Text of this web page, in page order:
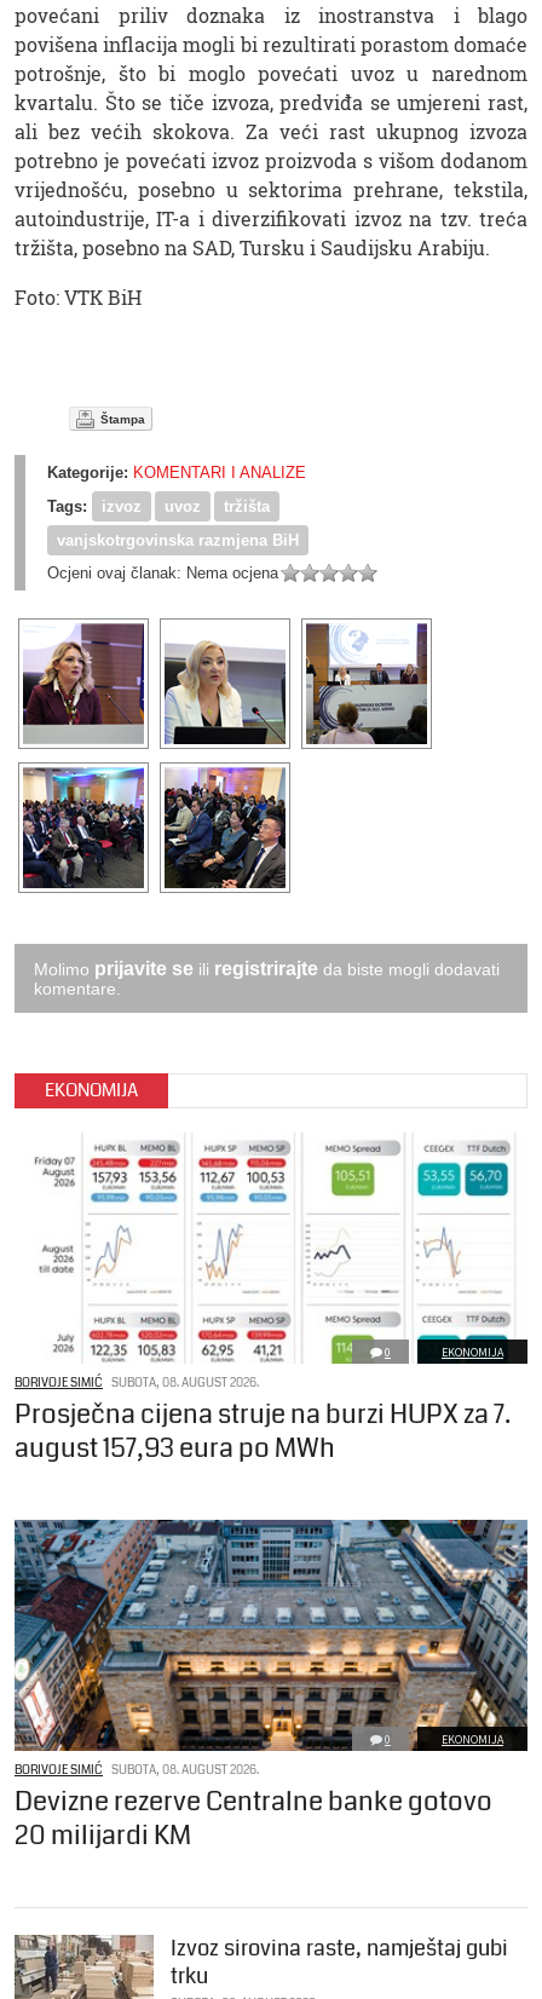
povećani priliv doznaka iz inostranstva i blago
povišena inflacija mogli bi rezultirati porastom domaće
potrošnje, što bi moglo povećati uvoz u narednom
kvartalu. Što se tiče izvoza, predviđa se umjereni rast,
ali bez većih skokova. Za veći rast ukupnog izvoza
potrebno je povećati izvoz proizvoda s višom dodanom
vrijednošću, posebno u sektorima prehrane, tekstila,
autoindustrije, IT-a i diverzifikovati izvoz na tzv. treća
tržišta, posebno na SAD, Tursku i Saudijsku Arabiju.
Foto: VTK BiH
Štampa
Kategorije: KOMENTARI I ANALIZE
Tags:
izvoz uvoz
tržišta
vanjskotrgovinska razmjena BiH
Ocjeni ovaj članak: Nema ocjena
Molimo prijavite se ili registrirajte da biste mogli dodavati
komentare.
EKONOMIJA
0 EKONOMIJA
BORIVOJE SIMIĆ SUBOTA, 08. AUGUST 2026.
Prosječna cijena struje na burzi HUPX za 7.
august 157,93 eura po MWh
0 EKONOMIJA
BORIVOJE SIMIĆ SUBOTA, 08. AUGUST 2026.
Devizne rezerve Centralne banke gotovo
20 milijardi KM
Izvoz sirovina raste, namještaj gubi
trku